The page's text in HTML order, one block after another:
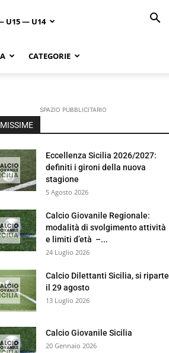
U15 — U14
CATEGORIE
SPAZIO PUBBLICITARIO
Eccellenza Sicilia 2026/2027:
definiti i gironi della nuova
stagione
5 Agosto 2026
Calcio Giovanile Regionale:
modalità di svolgimento attività
e limiti d’età –...
24 Luglio 2026
Calcio Dilettanti Sicilia, si riparte
il 29 agosto
13 Luglio 2026
Calcio Giovanile Sicilia
20 Gennaio 2026